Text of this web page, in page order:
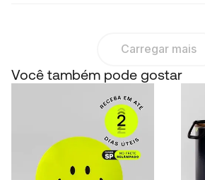
Carregar mais
Você também pode gostar